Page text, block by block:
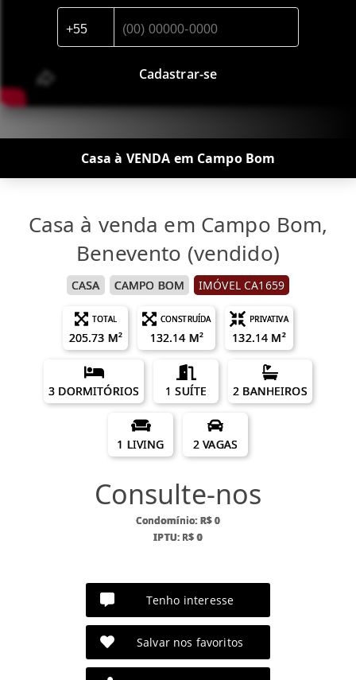
Cadastrar-se
Casa à VENDA em Campo Bom
Casa à venda em Campo Bom,
Benevento (vendido)
CASA CAMPO BOM IMÓVEL CA1659
TOTAL
205.73 M²
CONSTRUÍDA
132.14 M²
PRIVATIVA
132.14 M²
3 DORMITÓRIOS 1 SUÍTE 2 BANHEIROS
1 LIVING 2 VAGAS
Consulte-nos
Condomínio: R$ 0
IPTU: R$ 0
Tenho interesse
Salvar nos favoritos